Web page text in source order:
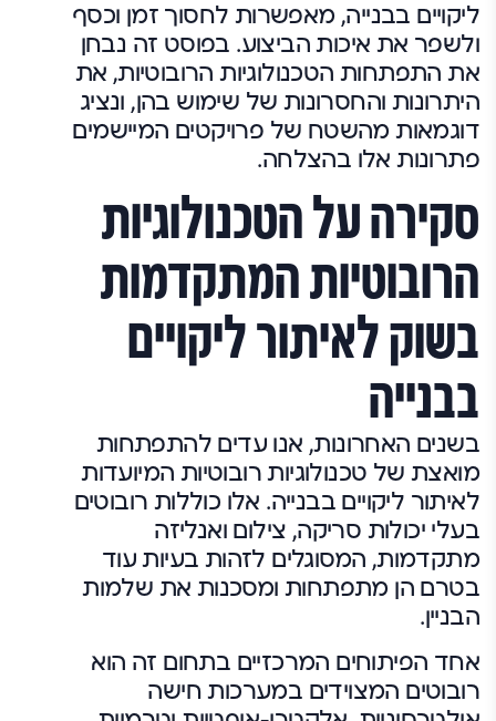
ליקויים בבנייה, מאפשרות לחסוך זמן וכסף
ולשפר את איכות הביצוע. בפוסט זה נבחן
את התפתחות הטכנולוגיות הרובוטיות, את
היתרונות והחסרונות של שימוש בהן, ונציג
דוגמאות מהשטח של פרויקטים המיישמים
פתרונות אלו בהצלחה.
סקירה על הטכנולוגיות
הרובוטיות המתקדמות
בשוק לאיתור ליקויים
בבנייה
בשנים האחרונות, אנו עדים להתפתחות
מואצת של טכנולוגיות רובוטיות המיועדות
לאיתור ליקויים בבנייה. אלו כוללות רובוטים
בעלי יכולות סריקה, צילום ואנליזה
מתקדמות, המסוגלים לזהות בעיות עוד
בטרם הן מתפתחות ומסכנות את שלמות
הבניין.
אחד הפיתוחים המרכזיים בתחום זה הוא
רובוטים המצוידים במערכות חישה